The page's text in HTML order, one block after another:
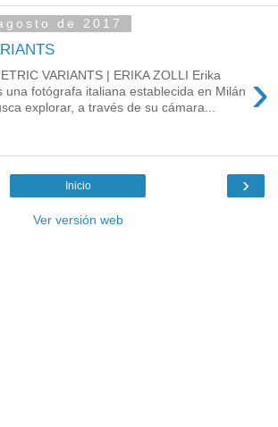
de 2017
›
VARIANTS | ERIKA ZOLLI Erika
una fotógrafa italiana establecida en Milán
explorar, a través de su cámara...
›
Inicio
Ver versión web